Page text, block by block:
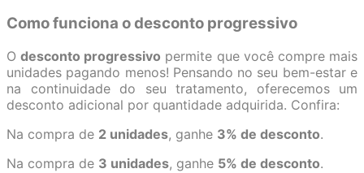
Como funciona o desconto progressivo
Odesconto progressivo permite que você compre mais
unidades pagando menos! Pensando no seu bem-estar e
na continuidade do seu tratamento, oferecemos um
desconto adicional por quantidade adquirida. Confira:
Na compra de 2 unidades, ganhe 3% de desconto.
Na compra de 3 unidades, ganhe 5% de desconto.